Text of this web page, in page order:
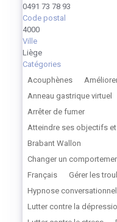
0491 73 78 93
Code postal
4000
Ville
Liège
Catégories
Acouphènes
Anneau gastrique virtuel
Arrêter de fumer
Atteindre ses objectifs
Brabant Wallon
Changer un
Français
Gérer les
Hypnose
Lutter contre la